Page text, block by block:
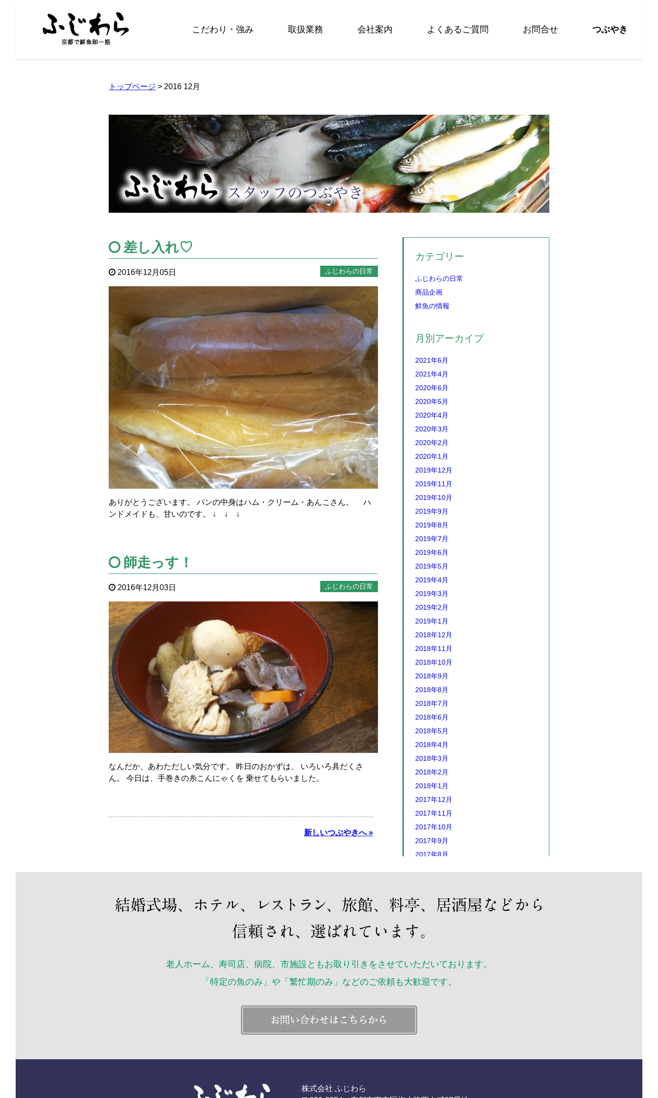
こだわり・強み 取扱業務 会社案内 よくあるご質問 お問合せ つぶやき
トップページ > 2016 12月
差し入れ♡
2016年12月05日 ふじわらの日常
ありがとうございます。 パンの中身はハム・クリーム・あんこさん。 ハ
ンドメイドも、甘いのです。 ↓ ↓ ↓
師走っす！
2016年12月03日 ふじわらの日常
なんだか、あわただしい気分です。 昨日のおかずは、 いろいろ具だくさ
ん。 今日は、手巻きの糸こんにゃくを 乗せてもらいました。
新しいつぶやきへ »
カテゴリー
ふじわらの日常
商品企画
鮮魚の情報
月別アーカイブ
2021年6月
2021年4月
2020年6月
2020年5月
2020年4月
2020年3月
2020年2月
2020年1月
2019年12月
2019年11月
2019年10月
2019年9月
2019年8月
2019年7月
2019年6月
2019年5月
2019年4月
2019年3月
2019年2月
2019年1月
2018年12月
2018年11月
2018年10月
2018年9月
2018年8月
2018年7月
2018年6月
2018年5月
2018年4月
2018年3月
2018年2月
2018年1月
2017年12月
2017年11月
2017年10月
2017年9月
2017年8月
2017年4月
2017年2月
2016年12月
2016年11月
老人ホーム、寿司店、病院、市施設ともお取り引きをさせていただいております。
「特定の魚のみ」や「繁忙期のみ」などのご依頼も大歓迎です。
株式会社 ふじわら